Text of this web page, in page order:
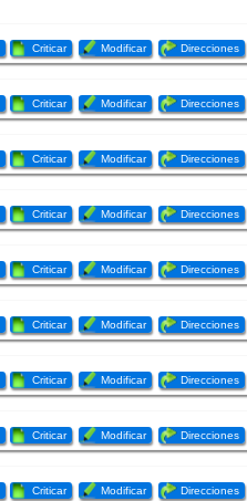
Criticar Modificar Direcciones
Criticar Modificar Direcciones
Criticar Modificar Direcciones
Criticar Modificar Direcciones
Criticar Modificar Direcciones
Criticar Modificar Direcciones
Criticar Modificar Direcciones
Criticar Modificar Direcciones
Criticar Modificar Direcciones